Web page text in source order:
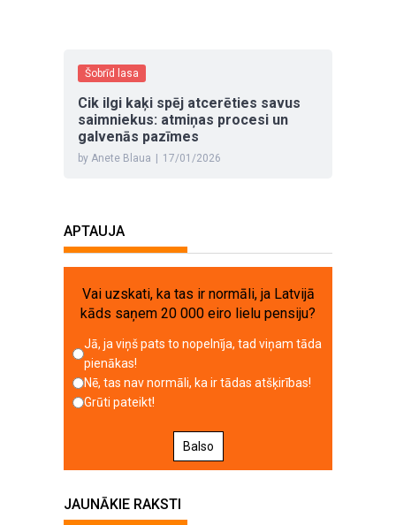
Šobrīd lasa
Cik ilgi kaķi spēj atcerēties savus
saimniekus: atmiņas procesi un
galvenās pazīmes
by Anete Blaua 17/01/2026
APTAUJA
Vai uzskati, ka tas ir normāli, ja Latvijā
kāds saņem 20 000 eiro lielu pensiju?
Jā, ja viņš pats to nopelnīja, tad viņam tāda
pienākas!
Nē, tas nav normāli, ka ir tādas atšķirības!
Grūti pateikt!
Balso
JAUNĀKIE RAKSTI